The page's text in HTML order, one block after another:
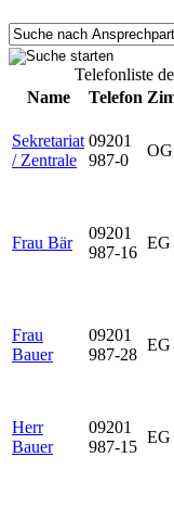
Telefonliste
Name
Telefon
Sekretariat
/ Zentrale
09201
987-0
Frau Bär
09201
987-16
EG
Frau
Bauer
09201
987-28
EG
Herr
Bauer
09201
987-15
EG